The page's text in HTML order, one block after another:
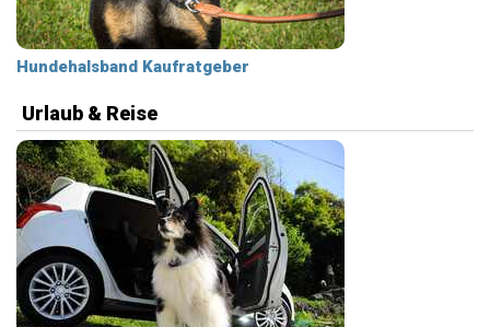
Hundehalsband Kaufratgeber
Urlaub & Reise